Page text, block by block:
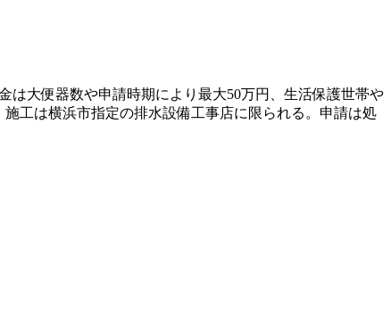
は大便器数や申請時期により最大50万円、生活保護世帯や
工は横浜市指定の排水設備工事店に限られる。申請は処